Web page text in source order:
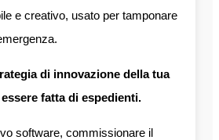
e creativo, usato per tamponare
di innovazione della tua
fatta di espedienti.
software, commissionare il